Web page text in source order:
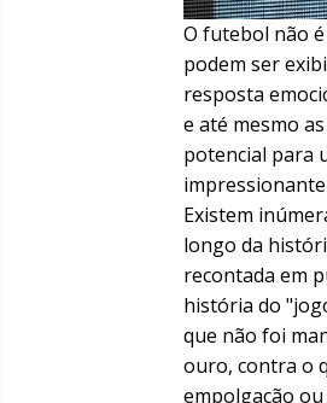
O futebol não
podem ser
resposta
e até mesmo
potencial para
Existem
longo da
recontada em
história do
que não foi
ouro, contra o
empolgação